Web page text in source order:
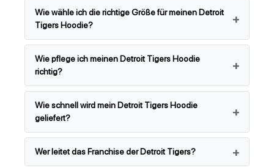
Wie wähle ich die richtige Größe für meinen Detroit
Tigers Hoodie?
Wie pflege ich meinen Detroit Tigers Hoodie
richtig?
Wie schnell wird mein Detroit Tigers Hoodie
geliefert?
Wer leitet das Franchise der Detroit Tigers?